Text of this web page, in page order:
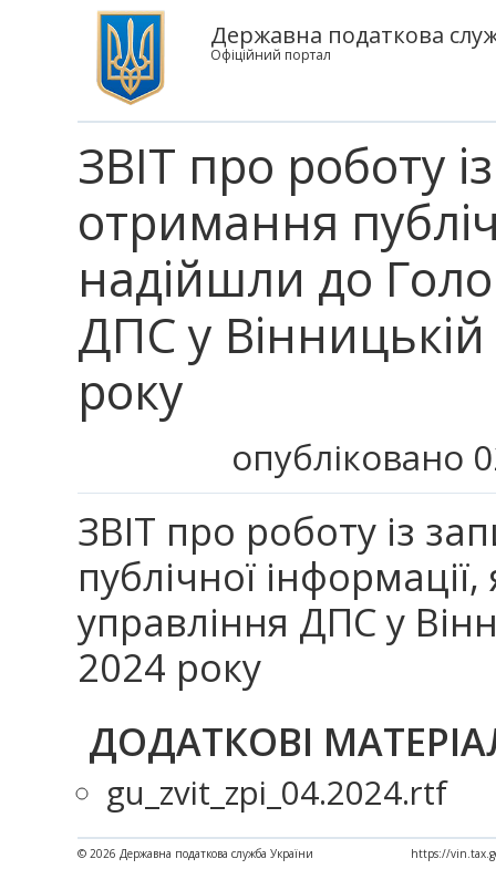
Державна податкова
Офіційний портал
ЗВІТ про роботу
отримання
надійшли до
ДПС у Вінницькій
року
опубліковано
ЗВІТ про роботу із
публічної
управління ДПС у
2024 року
ДОДАТКОВІ
gu_zvit_zpi_04.2024.rtf
© 2026 Державна податкова служба України https://